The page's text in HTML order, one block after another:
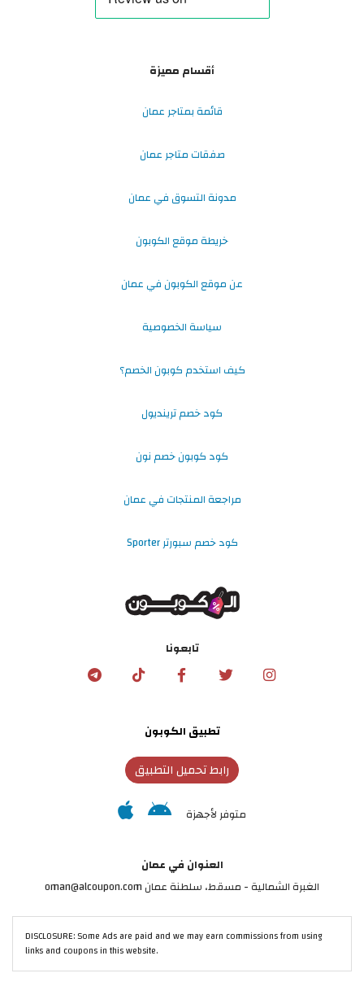
أقسام مميزة
قائمة بمتاجر عمان
صفقات متاجر عمان
مدونة التسوق في عمان
خريطة موقع الكوبون
عن موقع الكوبون في عمان
سياسة الخصوصية
كيف استخدم كوبون الخصم؟
كود خصم ترينديول
كود كوبون خصم نون
مراجعة المنتجات في عمان
كود خصم سبورتر Sporter
تابعونا
تطبيق الكوبون
رابط تحميل التطبيق
متوفر لأجهزة
العنوان في عمان
الغبرة الشمالية - مسقط، سلطنة عمان oman@alcoupon.com
DISCLOSURE: Some Ads are paid and we may earn commissions from using
links and coupons in this website.